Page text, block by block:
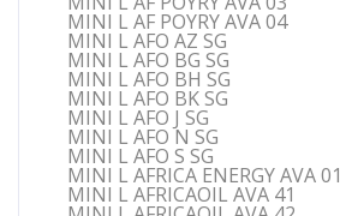
MINI L AF POYRY AVA 04
MINI L AFO AZ SG
MINI L AFO BG SG
MINI L AFO BH SG
MINI L AFO BK SG
MINI L AFO J SG
MINI L AFO N SG
MINI L AFO S SG
MINI L AFRICA ENERGY AVA 01
MINI L AFRICAOIL AVA 41